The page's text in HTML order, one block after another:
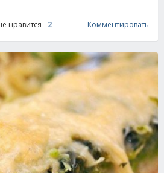
нравится 2 Комментировать